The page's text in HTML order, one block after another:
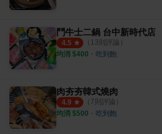
鬥牛士二鍋 台中新時代店
4.5 （ 13則評論）
均消 $400 ・ 吃到飽
肉夯夯韓式燒肉
4.9 （ 7則評論）
均消 $500 ・ 吃到飽